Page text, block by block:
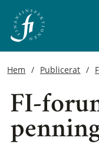
Hem Publicerat
FI-